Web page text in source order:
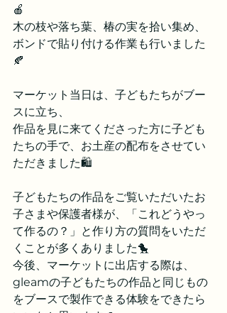
🍎
木の枝や落ち葉、椿の実を拾い集め、
ボンドで貼り付ける作業も行いました
🍂
マーケット当日は、子どもたちがブー
スに立ち、
作品を見に来てくださった方に子ども
たちの手で、お土産の配布をさせてい
ただきました🛍
子どもたちの作品をご覧いただいたお
子さまや保護者様が、「これどうやっ
て作るの？」と作り方の質問をいただ
くことが多くありました🐤
今後、マーケットに出店する際は、
gleamの子どもたちの作品と同じもの
をブースで製作できる体験をできたら